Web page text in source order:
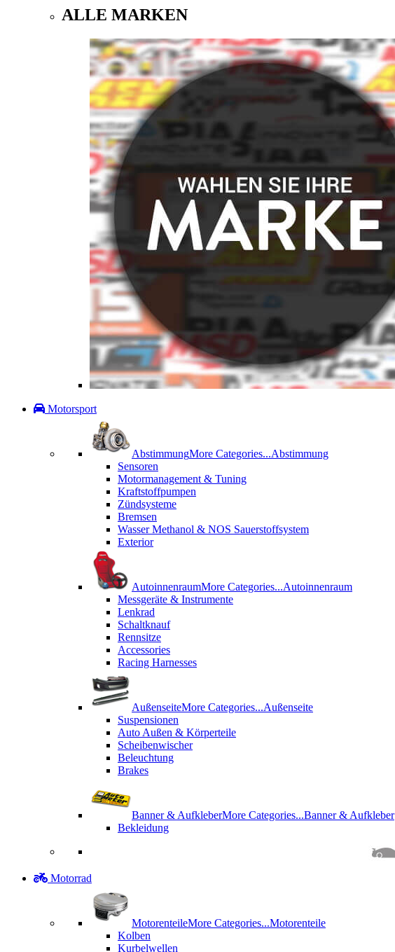
ALLE MARKEN
Motorsport
AbstimmungMore Categories...Abstimmung
Sensoren
Motormanagement & Tuning
Kraftstoffpumpen
Zündsysteme
Bremsen
Wasser Methanol & NOS Sauerstoffsystem
Exterior
AutoinnenraumMore Categories...Autoinnenraum
Messgeräte & Instrumente
Lenkrad
Schaltknauf
Rennsitze
Accessories
Racing Harnesses
AußenseiteMore Categories...Außenseite
Suspensionen
Auto Außen & Körperteile
Scheibenwischer
Beleuchtung
Brakes
Banner & AufkleberMore Categories...Banner & Aufkleber
Bekleidung
Motorrad
MotorenteileMore Categories...Motorenteile
Kolben
Kurbelwellen